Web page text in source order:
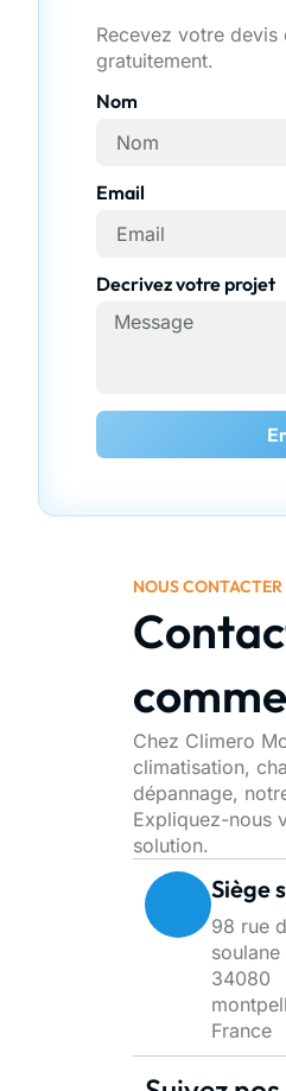
Recevez votre
gratuitement.
Nom
Email
Decrivez votre projet
NOUS CONTACTER
Chez Climero
climatisation,
dépannage,
Expliquez-nous
solution.
Siège
98 rue
soulane
34080
France